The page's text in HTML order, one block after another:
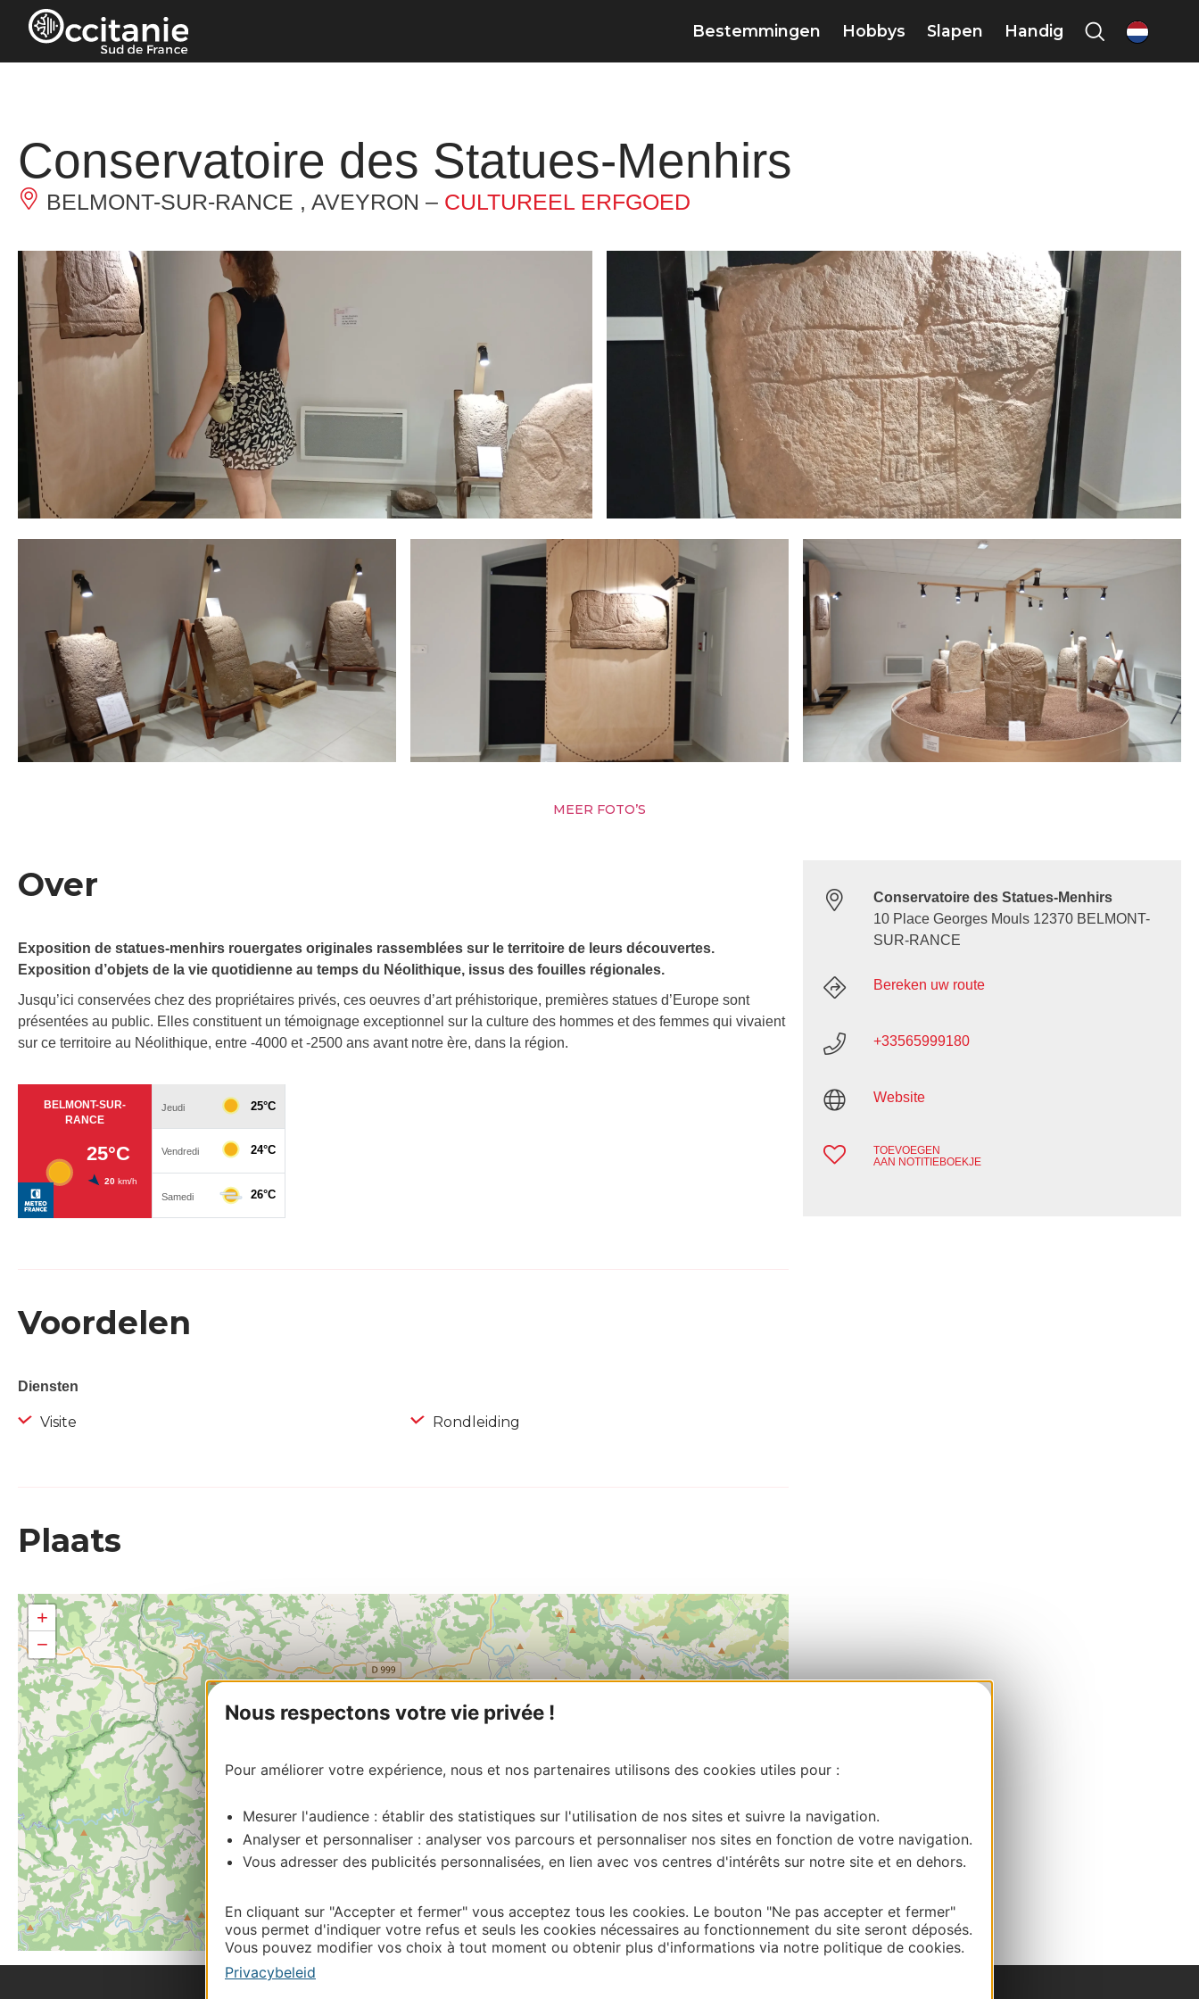
Cookies beheer paneel
Nous respectons votre vie privée !
Pour améliorer votre expérience, nous et nos partenaires utilisons des cookies utiles pour :
Mesurer l'audience : établir des statistiques sur l'utilisation de nos sites et suivre la navigation.
Analyser et personnaliser : analyser vos parcours et personnaliser nos sites en fonction de votre navigation.
Vous adresser des publicités personnalisées, en lien avec vos centres d'intérêts sur notre site et en dehors.
En cliquant sur "Accepter et fermer" vous acceptez tous les cookies. Le bouton "Ne pas accepter et fermer"
vous permet d'indiquer votre refus et seuls les cookies nécessaires au fonctionnement du site seront déposés.
Vous pouvez modifier vos choix à tout moment ou obtenir plus d'informations via notre politique de cookies.
Privacybeleid
Bestemmingen Hobbys Slapen Handig nl
Conservatoire des Statues-Menhirs
BELMONT-SUR-RANCE , AVEYRON – CULTUREEL ERFGOED
MEER FOTO’S
Over
Exposition de statues-menhirs rouergates originales rassemblées sur le territoire de leurs découvertes.
Exposition d’objets de la vie quotidienne au temps du Néolithique, issus des fouilles régionales.
Jusqu’ici conservées chez des propriétaires privés, ces oeuvres d’art préhistorique, premières statues d’Europe sont
présentées au public. Elles constituent un témoignage exceptionnel sur la culture des hommes et des femmes qui vivaient
sur ce territoire au Néolithique, entre -4000 et -2500 ans avant notre ère, dans la région.
Voordelen
Diensten
Visite Rondleiding
Plaats
+
−
Leaflet| Map data ©OpenStreetMap contributors
Conservatoire des Statues-Menhirs
10 Place Georges Mouls 12370 BELMONT-
SUR-RANCE
Bereken uw route
+33565999180
Website
TOEVOEGEN
AAN NOTITIEBOEKJE